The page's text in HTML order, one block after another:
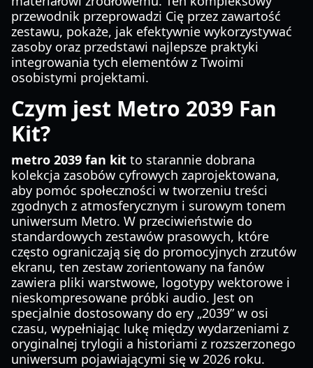
przewodnik przeprowadzi Cię przez zawartość
zestawu, pokaże, jak efektywnie wykorzystywać
zasoby oraz przedstawi najlepsze praktyki
integrowania tych elementów z Twoimi
osobistymi projektami.
Czym jest Metro 2039 Fan
Kit?
metro 2039 fan kit to starannie dobrana
kolekcja zasobów cyfrowych zaprojektowana,
aby pomóc społeczności w tworzeniu treści
zgodnych z atmosferycznym i surowym tonem
uniwersum Metro. W przeciwieństwie do
standardowych zestawów prasowych, które
często ograniczają się do promocyjnych zrzutów
ekranu, ten zestaw zorientowany na fanów
zawiera pliki warstwowe, logotypy wektorowe i
nieskompresowane próbki audio. Jest on
specjalnie dostosowany do ery „2039” w osi
czasu, wypełniając lukę między wydarzeniami z
oryginalnej trylogii a historiami z rozszerzonego
uniwersum pojawiającymi się w 2026 roku.